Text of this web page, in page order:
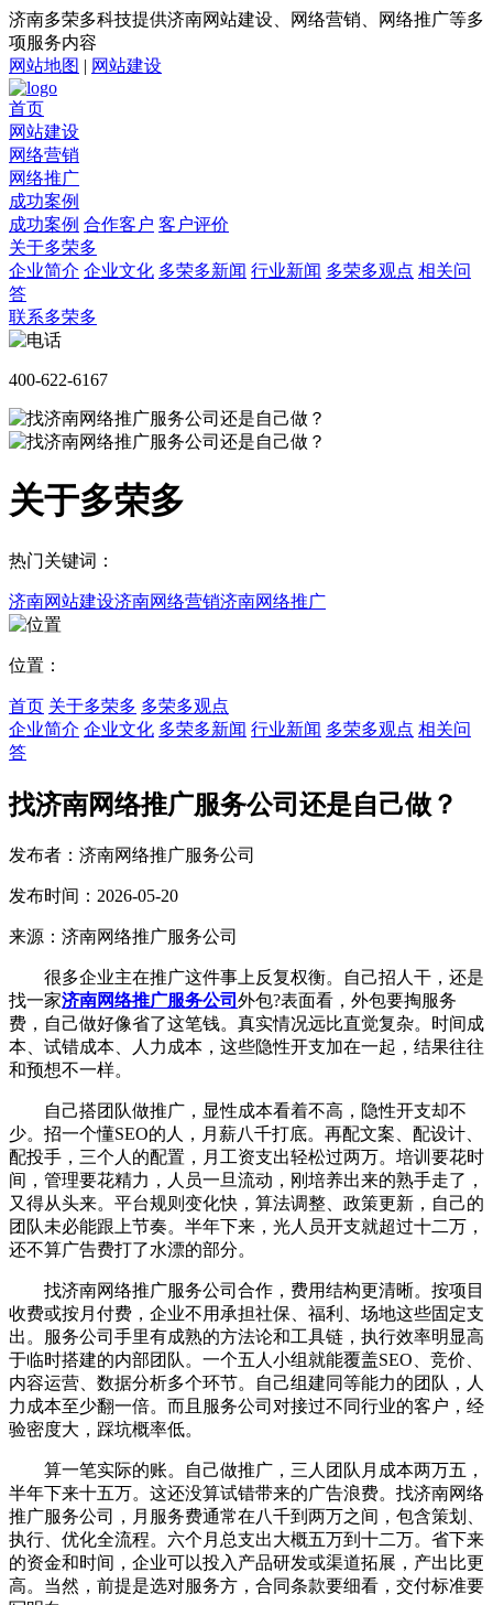
济南多荣多科技提供济南网站建设、网络营销、网络推广等多
项服务内容
网站地图 | 网站建设
首页
网站建设
网络营销
网络推广
成功案例
成功案例 合作客户 客户评价
关于多荣多
企业简介 企业文化 多荣多新闻 行业新闻 多荣多观点 相关问
答
联系多荣多
400-622-6167
关于多荣多
热门关键词：
济南网站建设济南网络营销济南网络推广
位置：
首页 关于多荣多 多荣多观点
企业简介 企业文化 多荣多新闻 行业新闻 多荣多观点 相关问
答
找济南网络推广服务公司还是自己做？
发布者：济南网络推广服务公司
发布时间：2026-05-20
来源：济南网络推广服务公司
很多企业主在推广这件事上反复权衡。自己招人干，还是
找一家济南网络推广服务公司 外包?表面看，外包要掏服务
费，自己做好像省了这笔钱。真实情况远比直觉复杂。时间成
本、试错成本、人力成本，这些隐性开支加在一起，结果往往
和预想不一样。
自己搭团队做推广，显性成本看着不高，隐性开支却不
少。招一个懂SEO的人，月薪八千打底。再配文案、配设计、
配投手，三个人的配置，月工资支出轻松过两万。培训要花时
间，管理要花精力，人员一旦流动，刚培养出来的熟手走了，
又得从头来。平台规则变化快，算法调整、政策更新，自己的
团队未必能跟上节奏。半年下来，光人员开支就超过十二万，
还不算广告费打了水漂的部分。
找济南网络推广服务公司合作，费用结构更清晰。按项目
收费或按月付费，企业不用承担社保、福利、场地这些固定支
出。服务公司手里有成熟的方法论和工具链，执行效率明显高
于临时搭建的内部团队。一个五人小组就能覆盖SEO、竞价、
内容运营、数据分析多个环节。自己组建同等能力的团队，人
力成本至少翻一倍。而且服务公司对接过不同行业的客户，经
验密度大，踩坑概率低。
算一笔实际的账。自己做推广，三人团队月成本两万五，
半年下来十五万。这还没算试错带来的广告浪费。找济南网络
推广服务公司，月服务费通常在八千到两万之间，包含策划、
执行、优化全流程。六个月总支出大概五万到十二万。省下来
的资金和时间，企业可以投入产品研发或渠道拓展，产出比更
高。当然，前提是选对服务方，合同条款要细看，交付标准要